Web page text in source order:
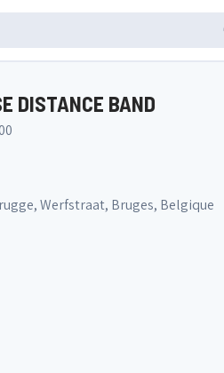
DISTANCE BAND
Werfstraat, Bruges, Belgique